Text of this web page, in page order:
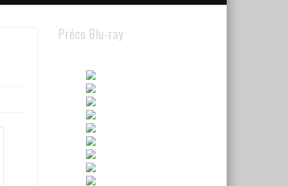
Préco Blu-ray